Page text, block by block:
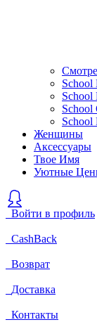
School
School
School
School
Женщины
Аксессуары
Твое Имя
Уютные
Войти в профиль
CashBack
Возврат
Доставка
Контакты